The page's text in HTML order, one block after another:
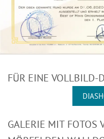
FÜR EINE VOLLBILD-
GALERIE MIT